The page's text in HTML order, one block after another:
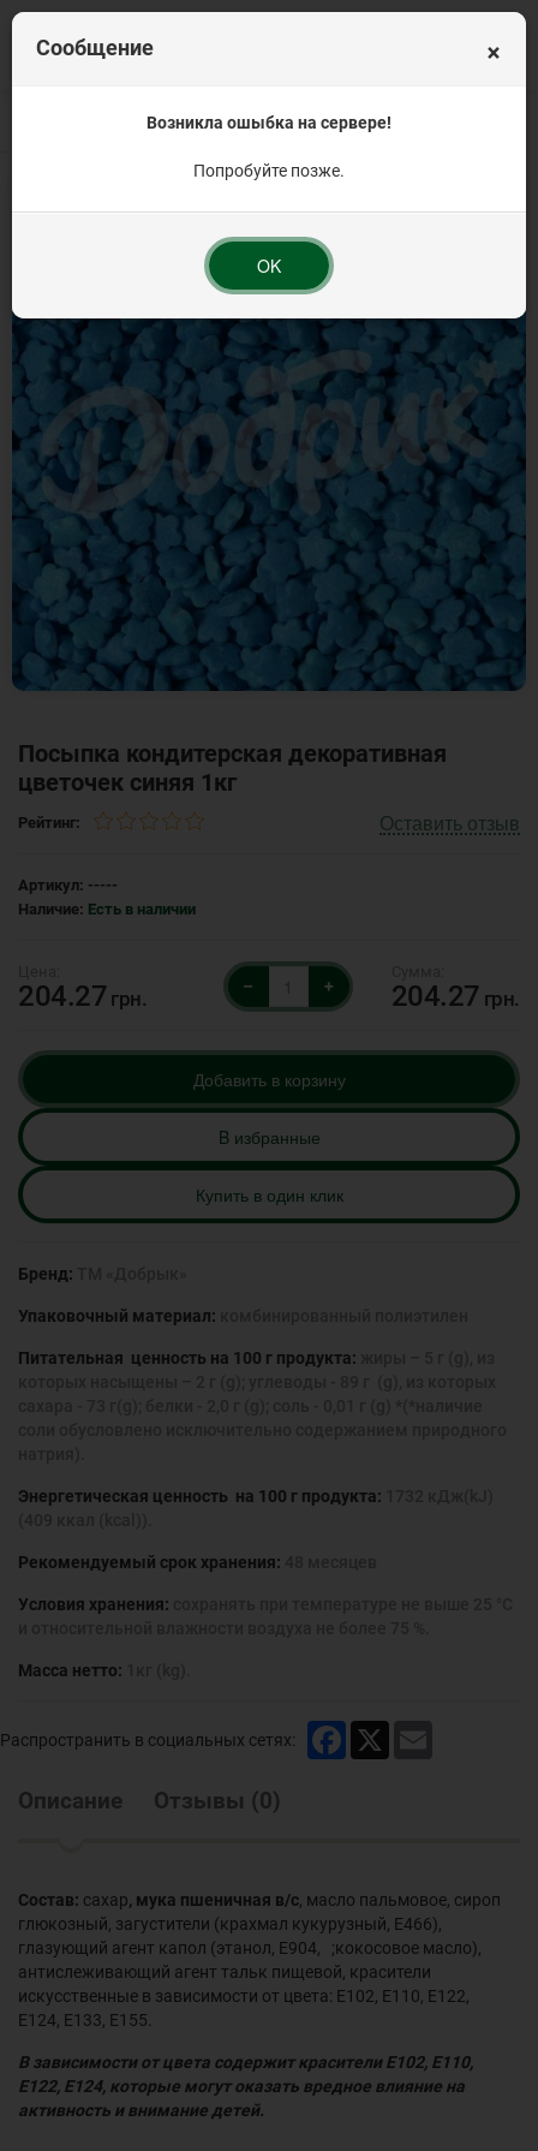
Кондитерская посыпка на торт Посыпка фигурная
Посыпка кондитерская декоративная
цветочек синяя 1кг
Рейтинг: Оставить отзыв
Артикул: -----
Наличие: Есть в наличии
204.27 грн.
– + 204.27 грн.
Добавить в корзину
B избранные
Купить в один клик
Бренд:
Упаковочный материал:
Питательная ценность на 100 г продукта:
Энергетическая ценность на 100 г продукта:
Рекомендуемый срок хранения:
Условия хранения:
Масса нетто:
Распространить в социальных сетях: Facebook
Описание Отзывы (0)
Состав: сахар, мука пшеничная в/с , масло пальмовое, сироп
глюкозный, загустители (крахмал кукурузный, Е466),
глазующий агент капол (этанол, Е904, ;кокосовое масло),
антислеживающий агент тальк пищевой, красители
искусственные в зависимости от цвета: Е102, Е110, Е122,
Е124, Е133, Е155.
В зависимости от цвета содержит красители Е102, Е110,
Е122, Е124, которые могут оказать вредное влияние на
активность и внимание детей.
×
Сообщение
Возникла ошыбка на сервере!
Попробуйте позже.
OK